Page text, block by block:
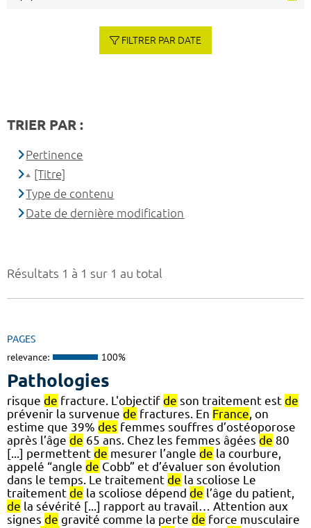
Résultats 1 à 1 sur 1 au total
PAGES
relevance: 100%
Pathologies
risque de fracture. L'objectif de son traitement est de
prévenir la survenue de fractures. En France , on
estime que 39% des femmes souffres d’ostéoporose
après l’âge de 65 ans. Chez les femmes âgées de 80
[...] permettent de mesurer l’angle de la courbure,
appelé “angle de Cobb” et d’évaluer son évolution
dans le temps. Le traitement de la scoliose Le
traitement de la scoliose dépend de l’âge du patient,
de la sévérité [...] rapport au travail… Attention aux
signes de gravité comme la perte de force musculaire
FILTRER PAR DATE
TRIER PAR :
Pertinence
[Titre]
Type de contenu
Date de dernière modification